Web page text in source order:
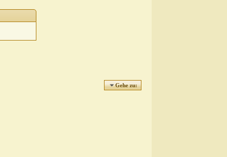
Gehe zu: